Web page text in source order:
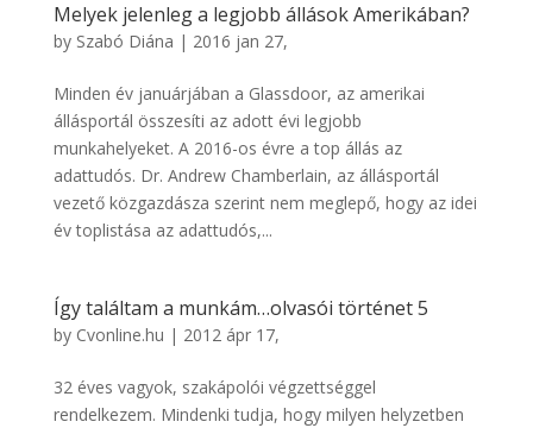
Melyek jelenleg a legjobb állások Amerikában?
by Szabó Diána | 2016 jan 27,
Minden év januárjában a Glassdoor, az amerikai
állásportál összesíti az adott évi legjobb
munkahelyeket. A 2016-os évre a top állás az
adattudós. Dr. Andrew Chamberlain, az állásportál
vezető közgazdásza szerint nem meglepő, hogy az idei
év toplistása az adattudós,...
Így találtam a munkám…olvasói történet 5
by Cvonline.hu | 2012 ápr 17,
32 éves vagyok, szakápolói végzettséggel
rendelkezem. Mindenki tudja, hogy milyen helyzetben